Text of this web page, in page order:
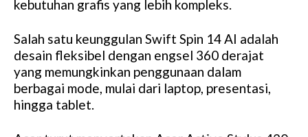
kebutuhan grafis yang lebih kompleks.
Salah satu keunggulan Swift Spin 14 AI adalah
desain fleksibel dengan engsel 360 derajat
yang memungkinkan penggunaan dalam
berbagai mode, mulai dari laptop, presentasi,
hingga tablet.